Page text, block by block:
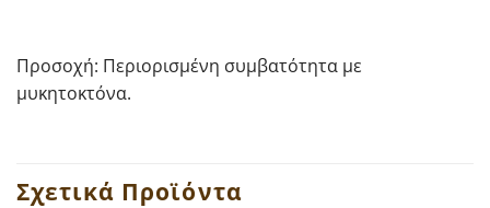
Προσοχή: Περιορισμένη συμβατότητα με
μυκητοκτόνα.
Σχετικά Προϊόντα